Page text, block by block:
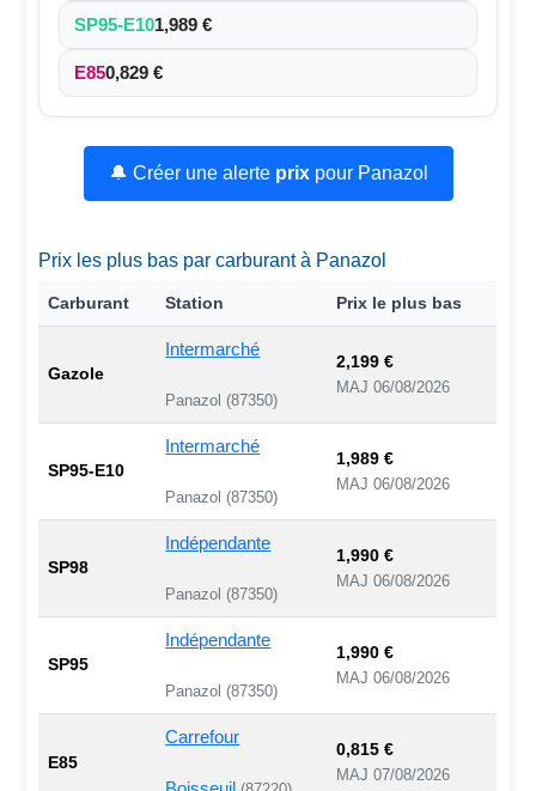
SP95-E101,989 €
E850,829 €
🔔 Créer une alerte prixpour Panazol
Prix les plus bas par carburant à Panazol
Carburant Station Prix le plus bas
Gazole
Intermarché
Panazol (87350)
2,199 €
MAJ 06/08/2026
SP95-E10
Intermarché
Panazol (87350)
1,989 €
MAJ 06/08/2026
SP98
Indépendante
Panazol (87350)
1,990 €
MAJ 06/08/2026
SP95
Indépendante
Panazol (87350)
1,990 €
MAJ 06/08/2026
E85
Carrefour
0,815 €
MAJ 07/08/2026